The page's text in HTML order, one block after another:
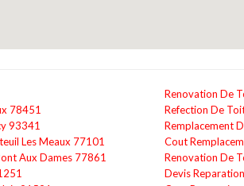
78451
93341
Les Meaux 77101
Aux Dames 77861
Renovation De
Refection De
Remplacement
Cout
Renovation De
Devis